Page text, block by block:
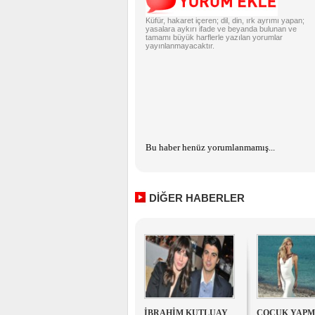
Küfür, hakaret içeren; dil, din, ırk ayrımı yapan;
yasalara aykırı ifade ve beyanda bulunan ve
tamamı büyük harflerle yazılan yorumlar
yayınlanmayacaktır.
Bu haber henüz yorumlanmamış...
DİĞER HABERLER
İBRAHİM KUTLUAY ÇOCUK